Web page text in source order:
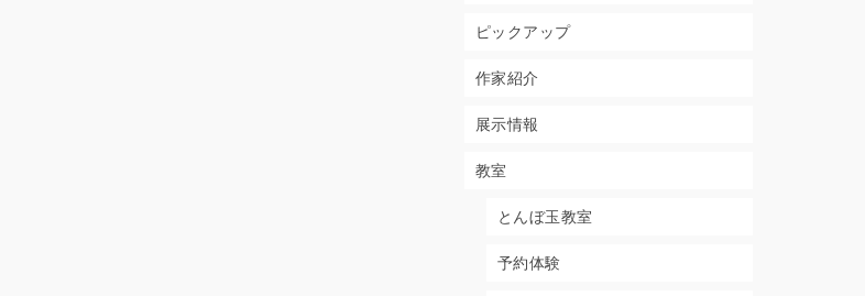
ピックアップ
作家紹介
展示情報
教室
とんぼ玉教室
予約体験